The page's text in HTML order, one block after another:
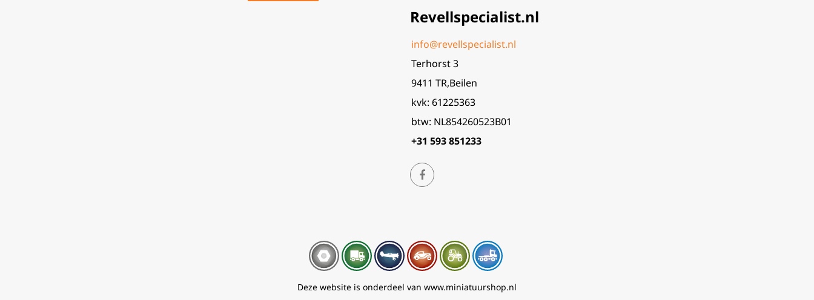
Revellspecialist.nl
info@revellspecialist.nl
Terhorst 3
9411 TR,Beilen
kvk: 61225363
btw: NL854260523B01
+31 593 851233
Deze website is onderdeel van www.miniatuurshop.nl